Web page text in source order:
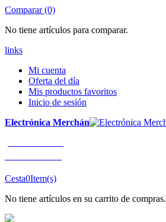
Comparar (0)
No tiene artículos para comparar.
links
Mi cuenta
Oferta del día
Mis productos favoritos
Inicio de sesión
Electrónica Merchán
Cesta0Item(s)
No tiene artículos en su carrito de compras.